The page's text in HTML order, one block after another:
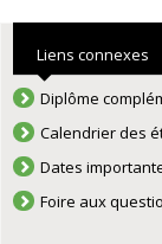
Liens connexes
Diplôme
Calendrier des
Dates
Foire aux